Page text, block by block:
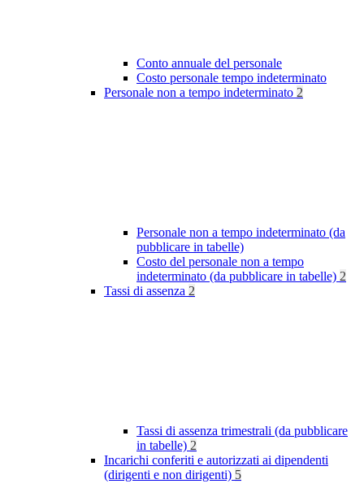
Conto annuale del personale
Costo personale tempo indeterminato
Personale non a tempo indeterminato 2
Personale non a tempo indeterminato (da
pubblicare in tabelle)
Costo del personale non a tempo
indeterminato (da pubblicare in tabelle) 2
Tassi di assenza 2
Tassi di assenza trimestrali (da pubblicare
in tabelle) 2
Incarichi conferiti e autorizzati ai dipendenti
(dirigenti e non dirigenti) 5